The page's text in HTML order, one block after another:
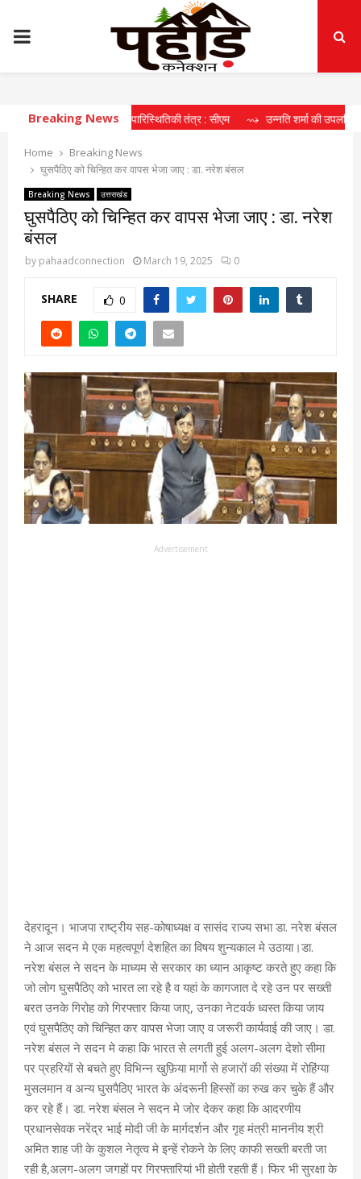
PRIMARY
MENU
Breaking News
दीर्घकालिक खेल पारिस्थितिकी तंत्र : सीएम ⇝ उन्नति शर्मा की उपलब्धि खिलाड़ियों
Home
Breaking News
घुसपैठिए को चिन्हित कर वापस भेजा जाए : डा. नरेश बंसल
Breaking News उत्तराखंड
घुसपैठिए को चिन्हित कर वापस भेजा जाए : डा. नरेश
बंसल
by pahaadconnection March 19, 2025 0
SHARE 0
Advertisement
देहरादून। भाजपा राष्ट्रीय सह-कोषाध्यक्ष व सासंद राज्य सभा डा. नरेश बंसल
ने आज सदन मे एक महत्वपूर्ण देशहित का विषय शुन्यकाल मे उठाया।डा.
नरेश बंसल ने सदन के माध्यम से सरकार का ध्यान आकृष्ट करते हुए कहा कि
जो लोग घुसपैठिए को भारत ला रहे है व यहां के कागजात दे रहे उन पर सख्ती
बरत उनके गिरोह को गिरफ्तार किया जाए, उनका नेटवर्क ध्वस्त किया जाय
एवं घुसपैठिए को चिन्हित कर वापस भेजा जाए व जरूरी कार्यवाई की जाए। डा.
नरेश बंसल ने सदन मे कहा कि भारत से लगती हुई अलग-अलग देशो सीमा
पर प्रहरियों से बचते हुए विभिन्न खुफ़िया मार्गो से हजारों की संख्या में रोहिंग्या
मुसलमान व अन्य घुसपैठिए भारत के अंदरूनी हिस्सों का रुख कर चुके हैं और
कर रहे हैं। डा. नरेश बंसल ने सदन मे जोर देकर कहा कि आदरणीय
प्रधानसेवक नरेंद्र भाई मोदी जी के मार्गदर्शन और गृह मंत्री माननीय श्री
अमित शाह जी के कुशल नेतृत्व मे इन्हें रोकने के लिए काफी सख्ती बरती जा
रही है,अलग-अलग जगहों पर गिरफ्तारियां भी होती रहती हैं। फिर भी सुरक्षा के